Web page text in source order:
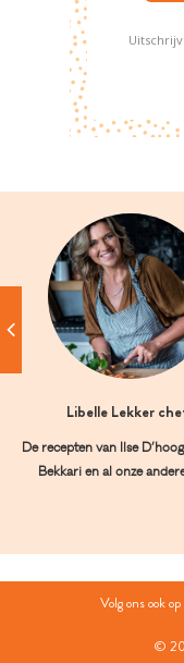
Libelle Lekker
De recepten van Ilse
Bekkari en al onze
Volg ons ook
©